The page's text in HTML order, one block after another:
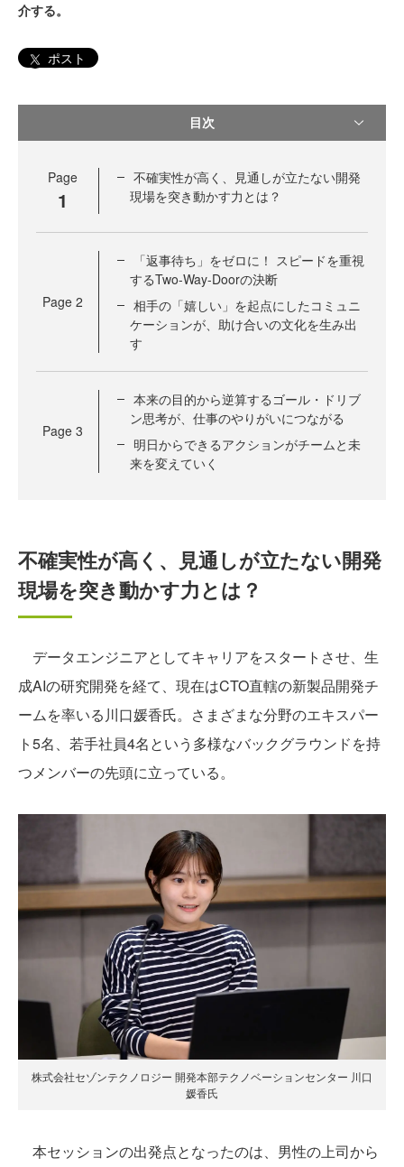
介する。
ポスト
目次
Page
1
不確実性が高く、見通しが立たない開発
現場を突き動かす力とは？
Page 2
「返事待ち」をゼロに！ スピードを重視
するTwo-Way-Doorの決断
相手の「嬉しい」を起点にしたコミュニ
ケーションが、助け合いの文化を生み出
す
Page 3
本来の目的から逆算するゴール・ドリブ
ン思考が、仕事のやりがいにつながる
明日からできるアクションがチームと未
来を変えていく
不確実性が高く、見通しが立たない開発
現場を突き動かす力とは？
データエンジニアとしてキャリアをスタートさせ、生
成AIの研究開発を経て、現在はCTO直轄の新製品開発チ
ームを率いる川口媛香氏。さまざまな分野のエキスパー
ト5名、若手社員4名という多様なバックグラウンドを持
つメンバーの先頭に立っている。
株式会社セゾンテクノロジー 開発本部テクノベーションセンター 川口
媛香氏
本セッションの出発点となったのは、男性の上司から